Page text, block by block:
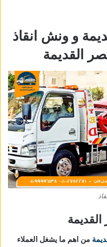
و ونش انقاذ
القديمة
من اهم ما يشغل العملاء